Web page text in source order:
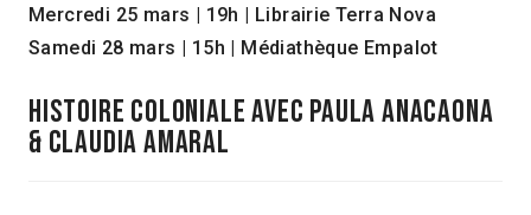
Mercredi 25 mars | 19h | Librairie Terra Nova
Samedi 28 mars | 15h | Médiathèque Empalot
HISTOIRE COLONIALE AVEC PAULA ANACAONA
& CLAUDIA AMARAL